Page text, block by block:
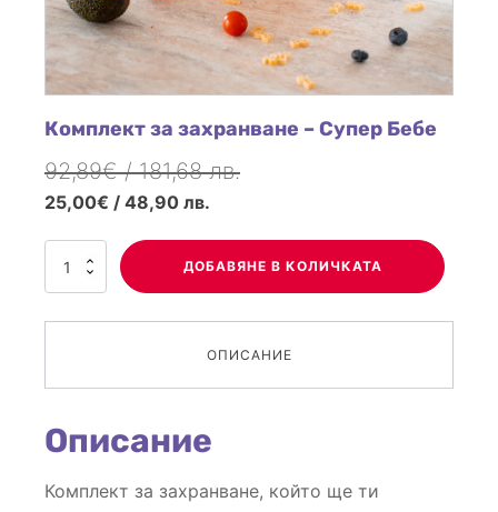
Комплект за захранване – Супер Бебе
92,89€ / 181,68 лв.
Original
was:
92,89€
/
25,00€ / 48,90 лв.
е:
25,00€
/
48,90 лв..
количество
за
Комплект
захранване
Супер
ДОБАВЯНЕ В КОЛИЧКАТА
ОПИСАНИЕ
Описание
Комплект за захранване, който ще ти